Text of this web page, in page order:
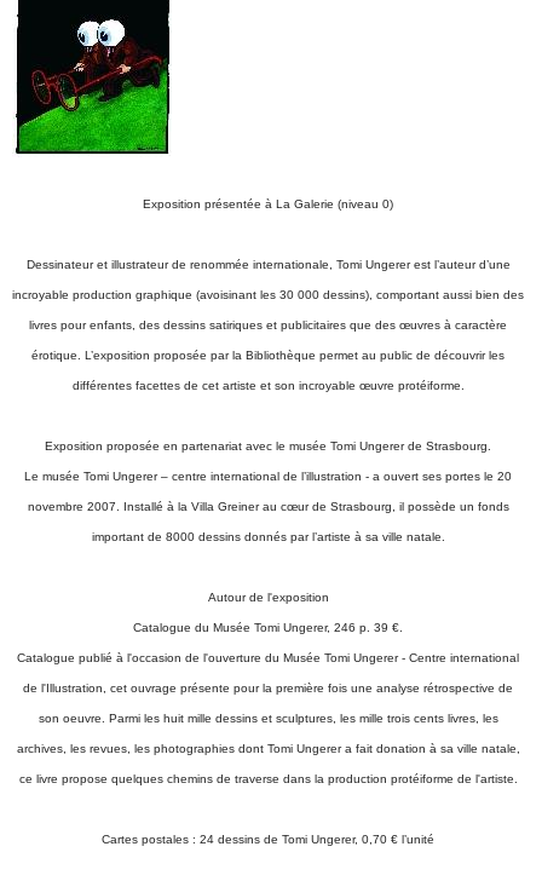
Exposition présentée à La Galerie (niveau 0)
Dessinateur et illustrateur de renommée internationale, Tomi Ungerer est l’auteur d’une
incroyable production graphique (avoisinant les 30 000 dessins), comportant aussi bien des
livres pour enfants, des dessins satiriques et publicitaires que des œuvres à caractère
érotique. L’exposition proposée par la Bibliothèque permet au public de découvrir les
différentes facettes de cet artiste et son incroyable œuvre protéiforme.
Exposition proposée en partenariat avec le musée Tomi Ungerer de Strasbourg.
Le musée Tomi Ungerer – centre international de l’illustration - a ouvert ses portes le 20
novembre 2007. Installé à la Villa Greiner au cœur de Strasbourg, il possède un fonds
important de 8000 dessins donnés par l’artiste à sa ville natale.
Autour de l'exposition
Catalogue du Musée Tomi Ungerer, 246 p. 39 €.
Catalogue publié à l'occasion de l'ouverture du Musée Tomi Ungerer - Centre international
de l'Illustration, cet ouvrage présente pour la première fois une analyse rétrospective de
son oeuvre. Parmi les huit mille dessins et sculptures, les mille trois cents livres, les
archives, les revues, les photographies dont Tomi Ungerer a fait donation à sa ville natale,
ce livre propose quelques chemins de traverse dans la production protéiforme de l'artiste.
Cartes postales : 24 dessins de Tomi Ungerer, 0,70 € l’unité